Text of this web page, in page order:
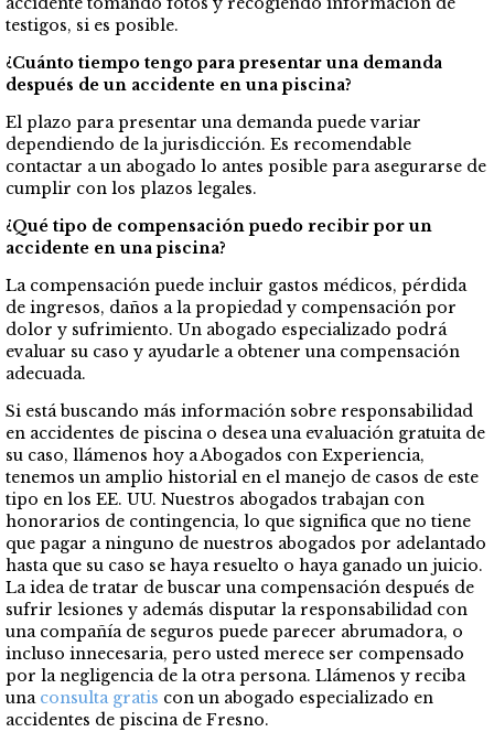
testigos, si es posible.
¿Cuánto tiempo tengo para presentar una demanda
después de un accidente en una piscina?
El plazo para presentar una demanda puede variar
dependiendo de la jurisdicción. Es recomendable
contactar a un abogado lo antes posible para asegurarse de
cumplir con los plazos legales.
¿Qué tipo de compensación puedo recibir por un
accidente en una piscina?
La compensación puede incluir gastos médicos, pérdida
de ingresos, daños a la propiedad y compensación por
dolor y sufrimiento. Un abogado especializado podrá
evaluar su caso y ayudarle a obtener una compensación
adecuada.
Si está buscando más información sobre responsabilidad
en accidentes de piscina o desea una evaluación gratuita de
su caso, llámenos hoy a Abogados con Experiencia,
tenemos un amplio historial en el manejo de casos de este
tipo en los EE. UU. Nuestros abogados trabajan con
honorarios de contingencia, lo que significa que no tiene
que pagar a ninguno de nuestros abogados por adelantado
hasta que su caso se haya resuelto o haya ganado un juicio.
La idea de tratar de buscar una compensación después de
sufrir lesiones y además disputar la responsabilidad con
una compañía de seguros puede parecer abrumadora, o
incluso innecesaria, pero usted merece ser compensado
por la negligencia de la otra persona. Llámenos y reciba
una consulta gratis con un abogado especializado en
accidentes de piscina de Fresno.